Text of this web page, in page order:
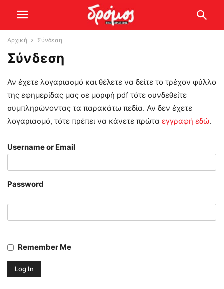
Αρχική Σύνδεση
Σύνδεση
Αν έχετε λογαριασμό και θέλετε να δείτε το τρέχον φύλλο
της εφημερίδας μας σε μορφή pdf τότε συνδεθείτε
συμπληρώνοντας τα παρακάτω πεδία. Αν δεν έχετε
λογαριασμό, τότε πρέπει να κάνετε πρώτα εγγραφή εδώ.
Username or Email
Password
Remember Me